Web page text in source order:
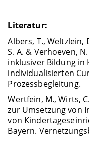
Literatur:
Albers, T., Weltzlein,
S. A. & Verhoeven,
inklusiver Bildung in
individualisierten
Prozessbegleitung.
Wertfein, M., Wirts,
zur Umsetzung von
von
Bayern.